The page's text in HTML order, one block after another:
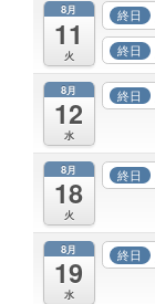
8月
11
火
終日
終日
8月
12
水
終日
8月
18
火
終日
8月
19
水
終日